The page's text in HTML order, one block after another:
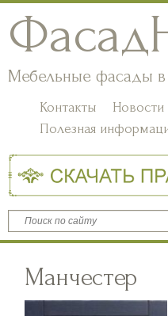
Мебельные фасады
Контакты Новости
Полезная
Манчестер